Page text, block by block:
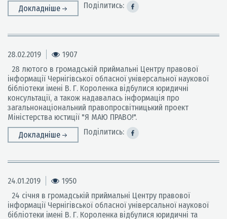
Докладніше
Поділитись:
28.02.2019
1907
28 лютого в громадській приймальні Центру правової
інформації Чернігівської обласної універсальної наукової
бібліотеки імені В. Г. Короленка відбулися юридичні
консультації, а також надавалась інформація про
загальнонаціональний правопросвітницький проект
Міністерства юстиції "Я МАЮ ПРАВО!".
Докладніше
Поділитись:
24.01.2019
1950
24 січня в громадській приймальні Центру правової
інформації Чернігівської обласної універсальної наукової
бібліотеки імені В. Г. Короленка відбулися юридичні та